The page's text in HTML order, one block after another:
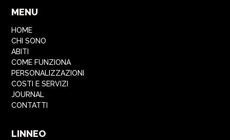
MENU
HOME
CHI SONO
ABITI
COME FUNZIONA
PERSONALIZZAZIONI
COSTI E SERVIZI
JOURNAL
CONTATTI
LINNEO